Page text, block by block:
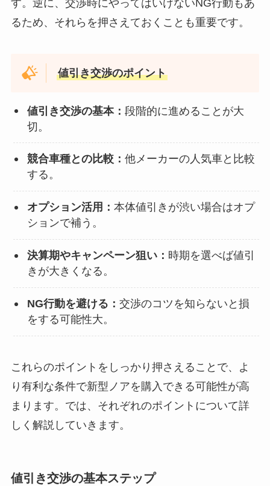
す。逆に、交渉時にやってはいけないNG行動もあ
るため、それらを押さえておくことも重要です。
値引き交渉のポイント
値引き交渉の基本： 段階的に進めることが大
切。
競合車種との比較： 他メーカーの人気車と比較
する。
オプション活用： 本体値引きが渋い場合はオプ
ションで補う。
決算期やキャンペーン狙い： 時期を選べば値引
きが大きくなる。
NG行動を避ける： 交渉のコツを知らないと損
をする可能性大。
これらのポイントをしっかり押さえることで、よ
り有利な条件で新型ノアを購入できる可能性が高
まります。では、それぞれのポイントについて詳
しく解説していきます。
値引き交渉の基本ステップ